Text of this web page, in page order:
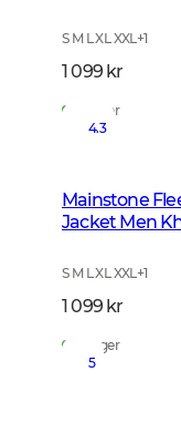
S M L XL XXL+1
1 099 kr
På lager
4.3
Mainstone
Jacket Men
S M L XL XXL+1
1 099 kr
På lager
5